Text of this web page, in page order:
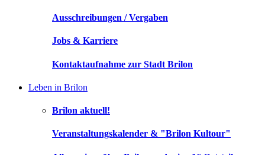
Ausschreibungen / Vergaben
Jobs & Karriere
Kontaktaufnahme zur Stadt Brilon
Leben in Brilon
Brilon aktuell!
Veranstaltungskalender & "Brilon Kultour"